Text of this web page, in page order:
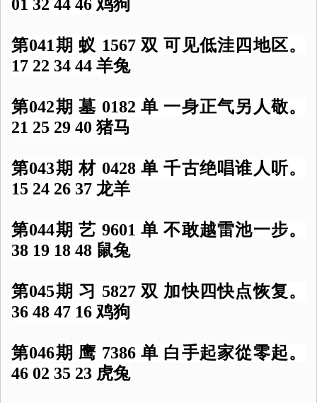
01 32 44 46 鸡狗
第041期 蚁 1567 双 可见低洼四地区。
17 22 34 44 羊兔
第042期 墓 0182 单 一身正气另人敬。
21 25 29 40 猪马
第043期 材 0428 单 千古绝唱谁人听。
15 24 26 37 龙羊
第044期 艺 9601 单 不敢越雷池一步。
38 19 18 48 鼠兔
第045期 习 5827 双 加快四快点恢复。
36 48 47 16 鸡狗
第046期 鹰 7386 单 白手起家從零起。
46 02 35 23 虎兔